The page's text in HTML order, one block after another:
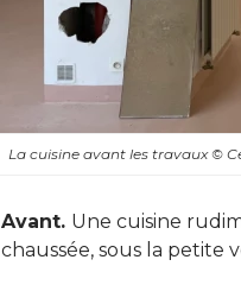
La cuisine avant les travaux©
Avant. Une cuisine
chaussée, sous la petite